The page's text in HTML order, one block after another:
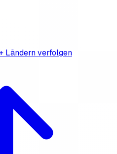
Ländern verfolgen